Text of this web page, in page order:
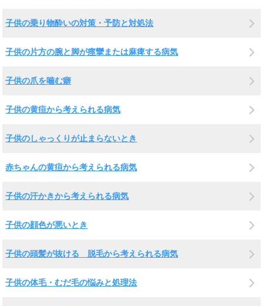
子供の乗り物酔いの対策・予防と対処法
子供の片方の腕と脚が痙攣または麻痺する病気
子供の爪を噛む癖
子供の黄疸から考えられる病気
子供のしゃっくりが止まらないとき
赤ちゃんの黄疸から考えられる病気
子供の汗かきから考えられる病気
子供の顔色が悪いとき
子供の頭髪が抜ける 脱毛から考えられる病気
子供の体毛・むだ毛の悩みと処理法